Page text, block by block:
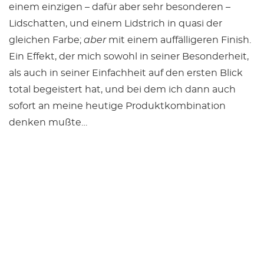
einem einzigen – dafür aber sehr besonderen –
Lidschatten, und einem Lidstrich in quasi der
gleichen Farbe; abermit einem auffälligeren Finish.
Ein Effekt, der mich sowohl in seiner Besonderheit,
als auch in seiner Einfachheit auf den ersten Blick
total begeistert hat, und bei dem ich dann auch
sofort an meine heutige Produktkombination
denken mußte…